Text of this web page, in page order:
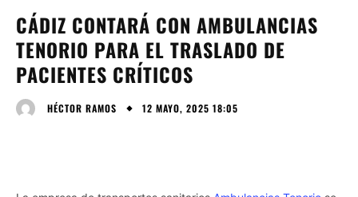
CÁDIZ CONTARÁ CON AMBULANCIAS
TENORIO PARA EL TRASLADO DE
PACIENTES CRÍTICOS
HÉCTOR RAMOS 12 MAYO, 2025 18:05